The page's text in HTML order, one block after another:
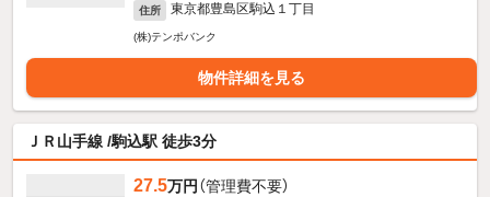
住所 東京都豊島区駒込１丁目
(株)テンポバンク
物件詳細を見る
ＪＲ山手線 /駒込駅 徒歩3分
27.5万円 （管理費不要）